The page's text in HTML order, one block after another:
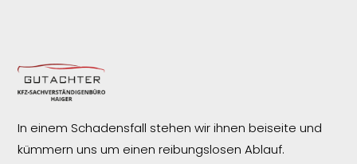
In einem Schadensfall stehen wir ihnen beiseite und
kümmern uns um einen reibungslosenAblauf.